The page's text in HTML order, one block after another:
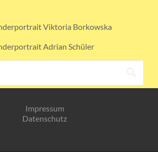
Viktoria Borkowska
Adrian Schüler
Impressum
Datenschutz